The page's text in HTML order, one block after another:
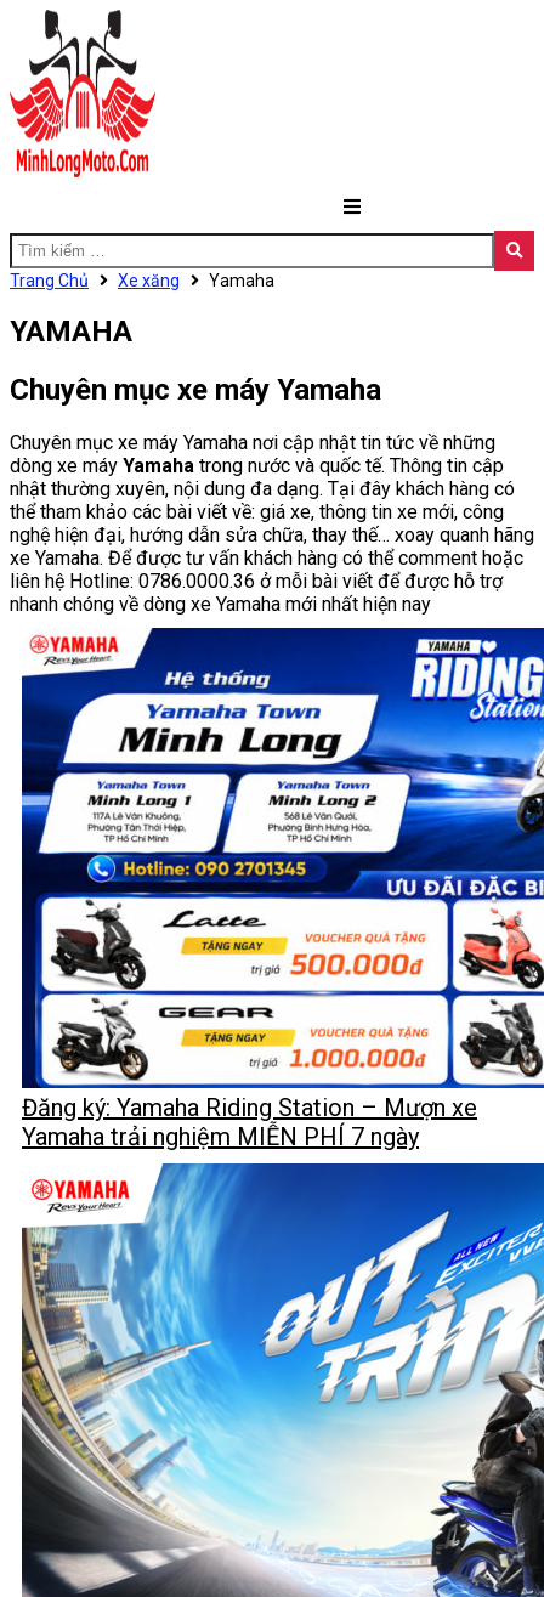
Trang Chủ Xe xăng Yamaha
YAMAHA
Chuyên mục xe máy Yamaha
Chuyên mục xe máy Yamaha nơi cập nhật tin tức về những
dòng xe máy Yamaha trong nước và quốc tế. Thông tin cập
nhật thường xuyên, nội dung đa dạng. Tại đây khách hàng có
thể tham khảo các bài viết về: giá xe, thông tin xe mới, công
nghệ hiện đại, hướng dẫn sửa chữa, thay thế… xoay quanh hãng
xe Yamaha. Để được tư vấn khách hàng có thể comment hoặc
liên hệ Hotline: 0786.0000.36 ở mỗi bài viết để được hỗ trợ
nhanh chóng về dòng xe Yamaha mới nhất hiện nay
Đăng ký: Yamaha Riding Station – Mượn xe
Yamaha trải nghiệm MIỄN PHÍ 7 ngày